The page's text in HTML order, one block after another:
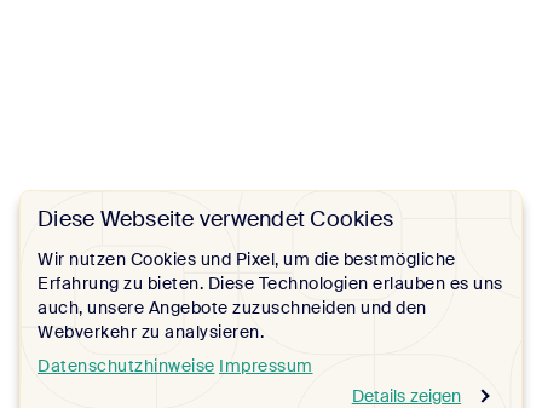
Diese Webseite verwendet Cookies
Wir nutzen Cookies und Pixel, um die bestmögliche
Erfahrung zu bieten. Diese Technologien erlauben es uns
auch, unsere Angebote zuzuschneiden und den
Webverkehr zu analysieren.
Datenschutzhinweise Impressum
Details zeigen